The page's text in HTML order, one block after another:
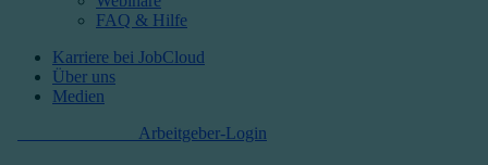
FAQ & Hilfe
Karriere bei JobCloud​
Über uns
Medien
Arbeitgeber-Login